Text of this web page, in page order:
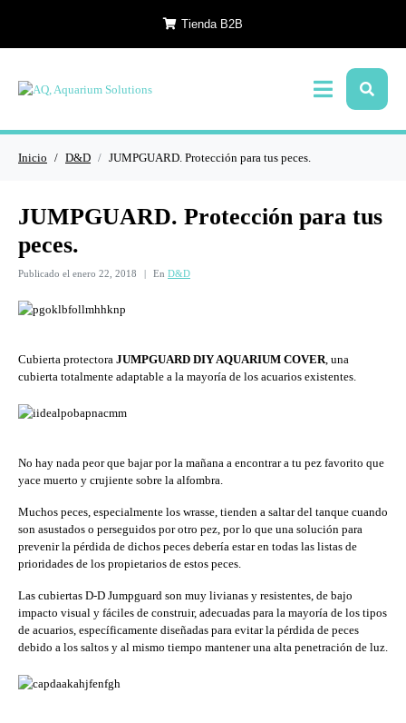
Tienda B2B
Inicio D&D JUMPGUARD. Protección para tus peces.
JUMPGUARD. Protección para tus
peces.
Publicado el enero 22, 2018 En D&D
Cubierta protectora JUMPGUARD DIY AQUARIUM COVER, una
cubierta totalmente adaptable a la mayoría de los acuarios existentes.
No hay nada peor que bajar por la mañana a encontrar a tu pez favorito que
yace muerto y crujiente sobre la alfombra.
Muchos peces, especialmente los wrasse, tienden a saltar del tanque cuando
son asustados o perseguidos por otro pez, por lo que una solución para
prevenir la pérdida de dichos peces debería estar en todas las listas de
prioridades de los propietarios de estos peces.
Las cubiertas D-D Jumpguard son muy livianas y resistentes, de bajo
impacto visual y fáciles de construir, adecuadas para la mayoría de los tipos
de acuarios, específicamente diseñadas para evitar la pérdida de peces
debido a los saltos y al mismo tiempo mantener una alta penetración de luz.